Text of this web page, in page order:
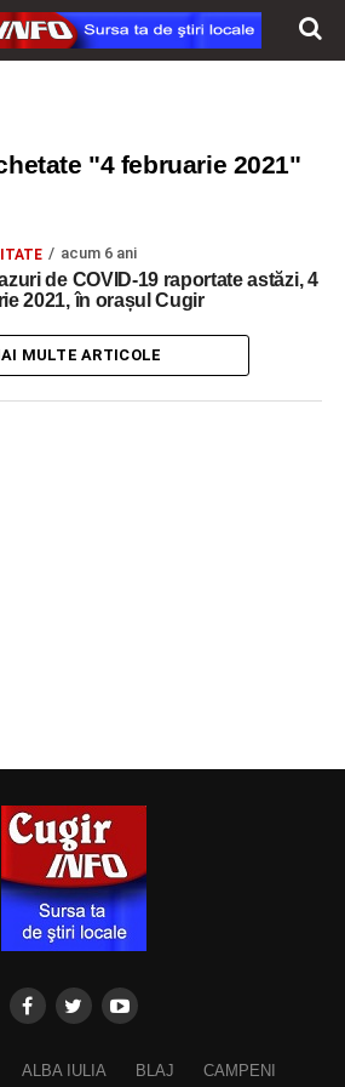
"4 februarie 2021"
acum 6 ani
de COVID-19 raportate astăzi, 4
2021, în orașul Cugir
MULTE ARTICOLE
ALBA IULIA BLAJ CAMPENI